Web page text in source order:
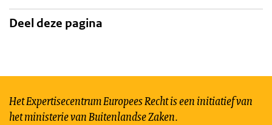
Deel deze pagina
Het Expertisecentrum Europees Recht is een initiatief van
het ministerie van Buitenlandse Zaken.